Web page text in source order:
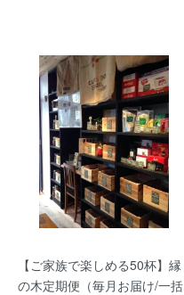
【ご家族で楽しめる50杯】縁
の木定期便（毎月お届け/一括